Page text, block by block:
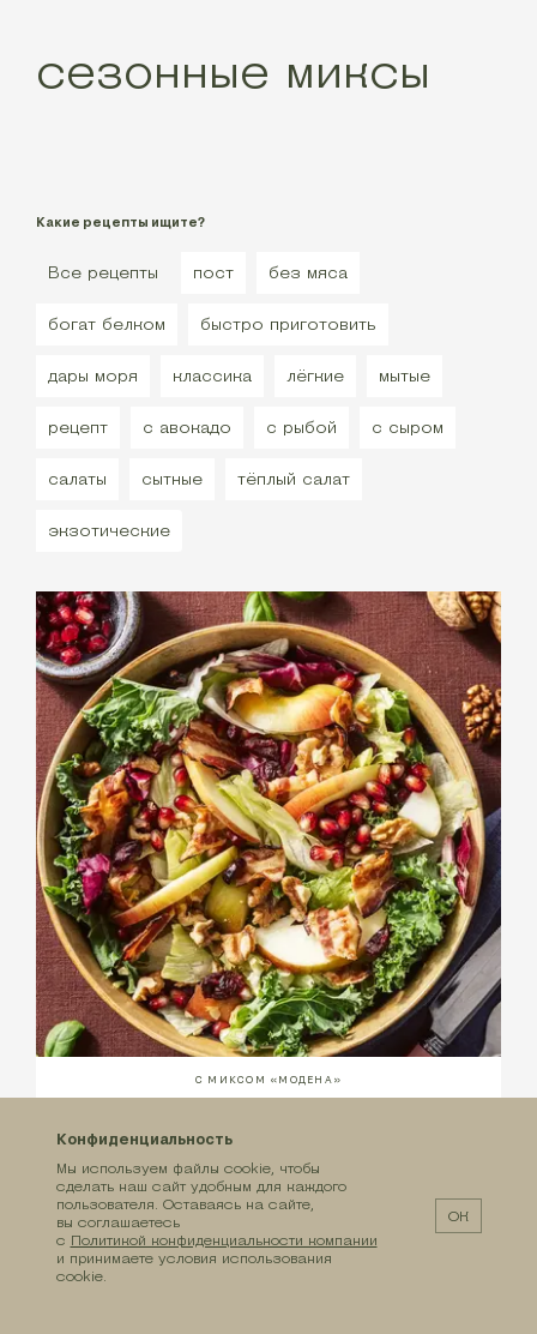
сезонные миксы
Какие рецепты ищите?
Все рецепты пост без мяса
богат белком быстро приготовить
дары моря классика лёгкие мытые
рецепт с авокадо с рыбой с сыром
салаты сытные тёплый салат
экзотические
С МИКСОМ «МОДЕНА»
грецкими орехами
Время приготовления
20 минут
на 4 порции
Конфиденциальность
Мы используем файлы cookie, чтобы
сделать наш сайт удобным для каждого
пользователя. Оставаясь на сайте,
вы соглашаетесь
с Политикой конфиденциальности компании
и принимаете условия использования
cookie.
ОК